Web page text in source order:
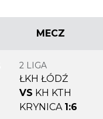
MECZ
2 LIGA
ŁKH ŁÓDŹ
VS KH KTH
KRYNICA 1:6